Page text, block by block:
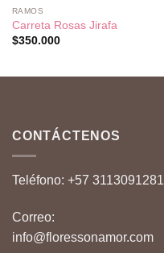
RAMOS
Carreta Rosas Jirafa
$350.000
CONTÁCTENOS
Teléfono: +57 3113091281
Correo:
info@floressonamor.com